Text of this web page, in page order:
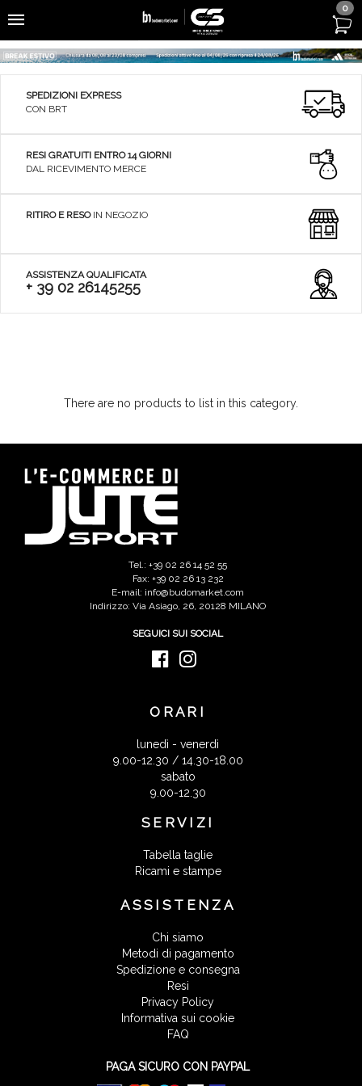
0
SPEDIZIONI EXPRESS
CON BRT
RESI GRATUITI ENTRO 14 GIORNI
DAL RICEVIMENTO MERCE
RITIRO E RESOIN NEGOZIO
ASSISTENZA QUALIFICATA
+ 39 02 26145255
There are no products to list in this category.
Tel.: +39 02 26 14 52 55
Fax: +39 02 26 13 232
E-mail: info@budomarket.com
Indirizzo: Via Asiago, 26, 20128 MILANO
SEGUICI SUI SOCIAL
ORARI
lunedì - venerdì
9.00-12.30 / 14.30-18.00
sabato
9.00-12.30
SERVIZI
Tabella taglie
Ricami e stampe
ASSISTENZA
Chi siamo
Metodi di pagamento
Spedizione e consegna
Resi
Privacy Policy
Informativa sui cookie
FAQ
PAGA SICURO CON PAYPAL